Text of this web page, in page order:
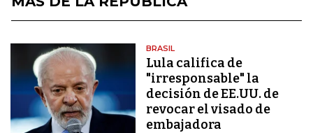
BRASIL
Lula califica de
"irresponsable" la
decisión de EE.UU. de
revocar el visado de
embajadora